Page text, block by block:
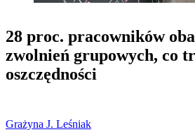
28 proc. pracowników
zwolnień grupowych, co
oszczędności
Grażyna J. Leśniak